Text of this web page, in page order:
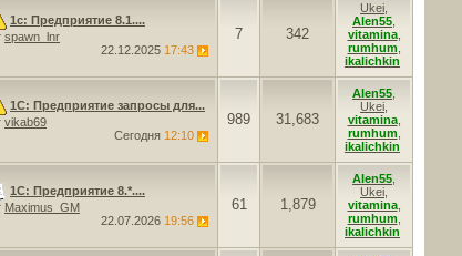
1с: Предприятие 8.1....
spawn_lnr
22.12.2025 17:43
7 342
Ukei
Alen55
vitamina,
rumhum
ikalichkin
1С: Предприятие запросы для...
vikab69
Сегодня 12:10
989 31,683
Alen55
Ukei
vitamina,
rumhum
ikalichkin
1С: Предприятие 8.*....
Maximus_GM
22.07.2026 19:56
61 1,879
Alen55
Ukei
vitamina,
rumhum
ikalichkin